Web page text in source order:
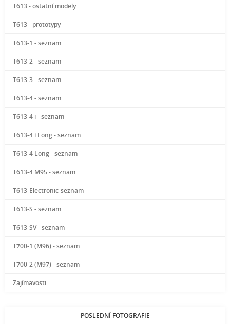
T613 - ostatní modely
T613 - prototypy
T613-1 - seznam
T613-2 - seznam
T613-3 - seznam
T613-4 - seznam
T613-4 i - seznam
T613-4 i Long - seznam
T613-4 Long - seznam
T613-4 M95 - seznam
T613-Electronic-seznam
T613-S - seznam
T613-SV - seznam
T700-1 (M96) - seznam
T700-2 (M97) - seznam
Zajímavosti
POSLEDNÍ FOTOGRAFIE